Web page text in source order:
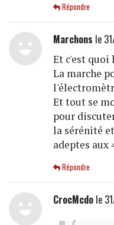
Répondre
Marchons le
Et c'est quoi
La marche
Et tout se
pour
la sérénité
adeptes aux
Répondre
CrocMcdole